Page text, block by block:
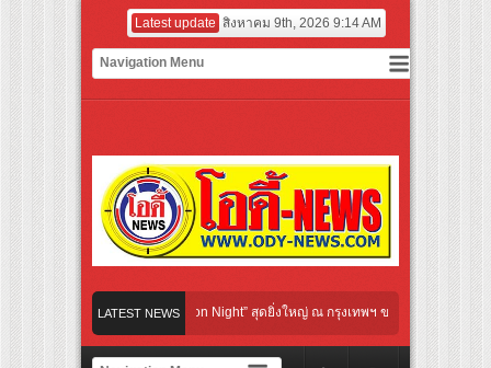
Latest update สิงหาคม 9th, 2026 9:14 AM
LATEST NEWS
Communication Night” สุดยิ่งใหญ่ ณ กรุงเทพฯ ขนทัพศิลปินชั้นนำ พร้อมกาล่าไน
โรบิกสุดมันส์ ในกิจกรรม “EM-ROBIC DANCE FOR MOM @BENCHASIRI PARK